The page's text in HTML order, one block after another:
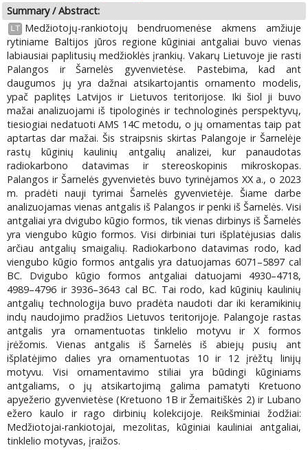
Summary / Abstract:
LT
Medžiotojų-rankiotojų bendruomenėse akmens amžiuje
rytiniame Baltijos jūros regione kūginiai antgaliai buvo vienas
labiausiai paplitusių medžioklės įrankių. Vakarų Lietuvoje jie rasti
Palangos ir Šarnelės gyvenvietėse. Pastebima, kad ant
daugumos jų yra dažnai atsikartojantis ornamento modelis,
ypač paplitęs Latvijos ir Lietuvos teritorijose. Iki šiol ji buvo
mažai analizuojami iš tipologinės ir technologinės perspektyvų,
tiesiogiai nedatuoti AMS 14C metodu, o jų ornamentas taip pat
aptartas dar mažai. Šis straipsnis skirtas Palangoje ir Šarnelėje
rastų kūginių kaulinių antgalių analizei, kur panaudotas
radiokarbono datavimas ir stereoskopinis mikroskopas.
Palangos ir Šarnelės gyvenvietės buvo tyrinėjamos XX a., o 2023
m. pradėti nauji tyrimai Šarnelės gyvenvietėje. Šiame darbe
analizuojamas vienas antgalis iš Palangos ir penki iš Šarnelės. Visi
antgaliai yra dvigubo kūgio formos, tik vienas dirbinys iš Šarnelės
yra viengubo kūgio formos. Visi dirbiniai turi išplatėjusias dalis
arčiau antgalių smaigalių. Radiokarbono datavimas rodo, kad
viengubo kūgio formos antgalis yra datuojamas 6071–5897 cal
BC. Dvigubo kūgio formos antgaliai datuojami 4930–4718,
4989–4796 ir 3936–3643 cal BC. Tai rodo, kad kūginių kaulinių
antgalių technologija buvo pradėta naudoti dar iki keramikinių
indų naudojimo pradžios Lietuvos teritorijoje. Palangoje rastas
antgalis yra ornamentuotas tinklelio motyvu ir X formos
įrėžomis. Vienas antgalis iš Šarnelės iš abiejų pusių ant
išplatėjimo dalies yra ornamentuotas 10 ir 12 įrėžtų linijų
motyvu. Visi ornamentavimo stiliai yra būdingi kūginiams
antgaliams, o jų atsikartojimą galima pamatyti Kretuono
apyežerio gyvenvietėse (Kretuono 1B ir Žemaitiškės 2) ir Lubano
ežero kaulo ir rago dirbinių kolekcijoje. Reikšminiai žodžiai:
Medžiotojai-rankiotojai, mezolitas, kūginiai kauliniai antgaliai,
tinklelio motyvas, įraižos.